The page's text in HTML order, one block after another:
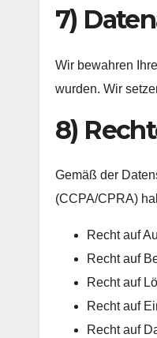
7)
Wir bewahren
wurden. Wir
8)
Gemäß der
(CCPA/CPRA)
Recht auf
Recht auf
Recht auf
Recht auf
Recht auf